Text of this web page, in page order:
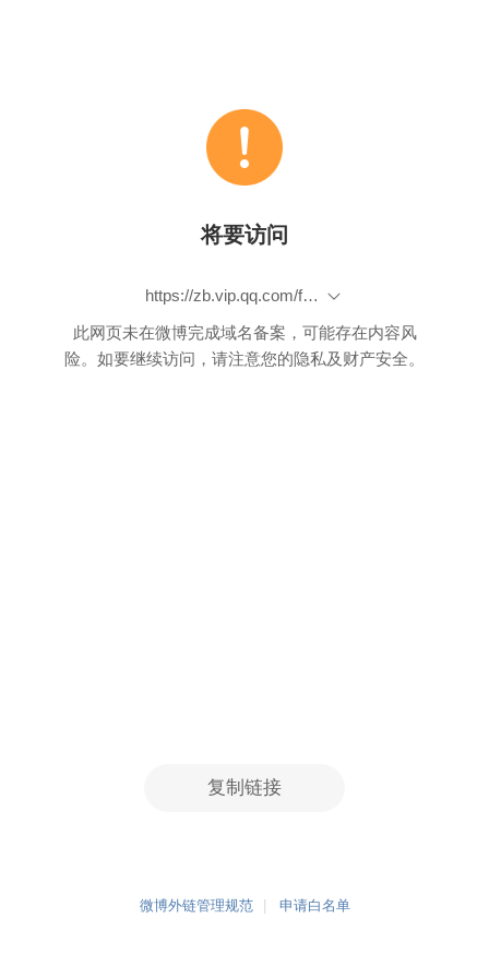
将要访问
https://zb.vip.qq.com/font?show_type=dialog&id=11617
此网页未在微博完成域名备案，可能存在内容风
险。如要继续访问，请注意您的隐私及财产安全。
复制链接
微博外链管理规范 申请白名单